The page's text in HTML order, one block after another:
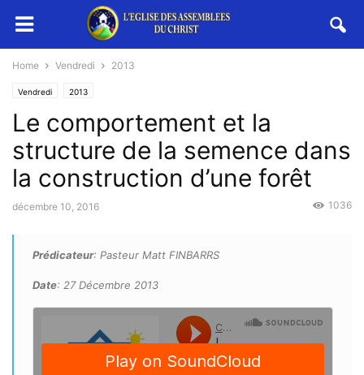
Home Vendredi 2013
Vendredi 2013
Le comportement et la
structure de la semence dans
la construction d’une forêt
décembre 10, 2016 1036
Prédicateur: Pasteur Matt FINBARRS
Date: 27 Décembre 2013